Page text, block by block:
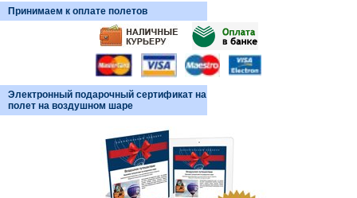
Принимаем к оплате полетов
Электронный подарочный сертификат на
полет на воздушном шаре